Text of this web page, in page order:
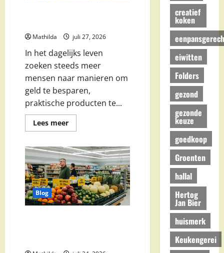
Mathilda juli 27, 2026
In het dagelijks leven
zoeken steeds meer
mensen naar manieren om
geld te besparen,
praktische producten te...
Lees meerLees
meer
Winkelen
en
Praktische
Tips
voor
het
Dagelijks
Leven
Blog
creatief
koken
eiwitten
Folders
gezond
gezonde
keuze
goedkoop
Groenten
hallal
Hertog
Jan Bier
huismerk
Keukengerei